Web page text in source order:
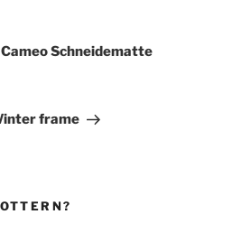
Schneidematte
frame